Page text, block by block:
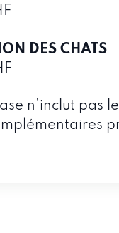
n’inclut pas
DES CHATS